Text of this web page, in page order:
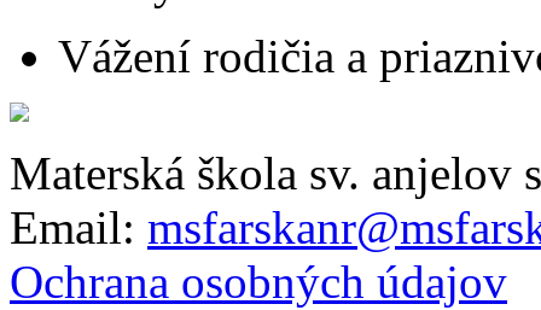
Vážení rodičia a
Materská škola sv. anjelov
Email:
Ochrana osobných údajov